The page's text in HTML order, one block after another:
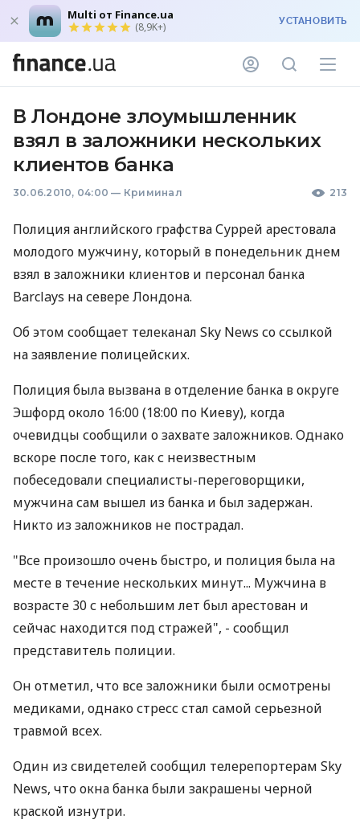
Multi от Finance.ua
(8,9K+) УСТАНОВИТЬ
В Лондоне злоумышленник
взял в заложники нескольких
клиентов банка
30.06.2010, 04:00 — Криминал 213
Полиция английского графства Суррей арестовала
молодого мужчину, который в понедельник днем
взял в заложники клиентов и персонал банка
Barclays на севере Лондона.
Об этом сообщает телеканал Sky News со ссылкой
на заявление полицейских.
Полиция была вызвана в отделение банка в округе
Эшфорд около 16:00 (18:00 по Киеву), когда
очевидцы сообщили о захвате заложников. Однако
вскоре после того, как с неизвестным
побеседовали специалисты-переговорщики,
мужчина сам вышел из банка и был задержан.
Никто из заложников не пострадал.
"Все произошло очень быстро, и полиция была на
месте в течение нескольких минут... Мужчина в
возрасте 30 с небольшим лет был арестован и
сейчас находится под стражей", - сообщил
представитель полиции.
Он отметил, что все заложники были осмотрены
медиками, однако стресс стал самой серьезной
травмой всех.
Один из свидетелей сообщил телерепортерам Sky
News, что окна банка были закрашены черной
краской изнутри.